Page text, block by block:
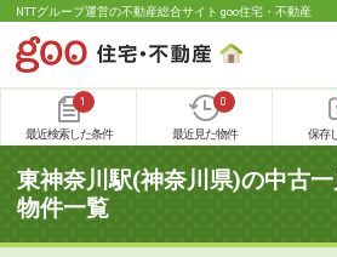
NTTグループ運営の不動産総合サイト goo住宅・不動産
1
最近検索した条件
0
最近見た物件 保存
東神奈川駅(神奈川県)の中古
物件一覧